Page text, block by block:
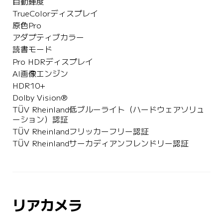
TrueColorディスプレイ
原色Pro
アダプティブカラー
読書モード
Pro HDRディスプレイ
AI画像エンジン
HDR10+
Dolby Vision®
TÜV Rheinland低ブルーライト（ハードウェアソリュ
ーション）認証
TÜV Rheinlandフリッカーフリー認証
TÜV Rheinlandサーカディアンフレンドリー認証
リアカメラ